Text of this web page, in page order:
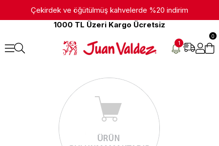
Çekirdek ve öğütülmüş kahvelerde %20 indirim
1000 TL Üzeri Kargo Ücretsiz
1
0